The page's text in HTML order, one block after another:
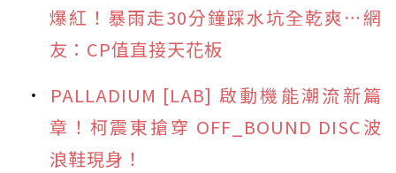
爆紅！暴雨走30分鐘踩水坑全乾爽⋯網
友：CP值直接天花板
PALLADIUM [LAB] 啟動機能潮流新篇
章！柯震東搶穿 OFF_BOUND DISC波
浪鞋現身！